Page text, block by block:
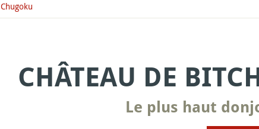
Chugoku
CHÂTEAU DE
Le plus haut